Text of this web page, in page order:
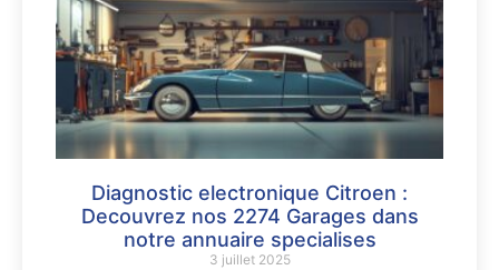
Diagnostic electronique Citroen :
Decouvrez nos 2274 Garages dans
notre annuaire specialises
3 juillet 2025